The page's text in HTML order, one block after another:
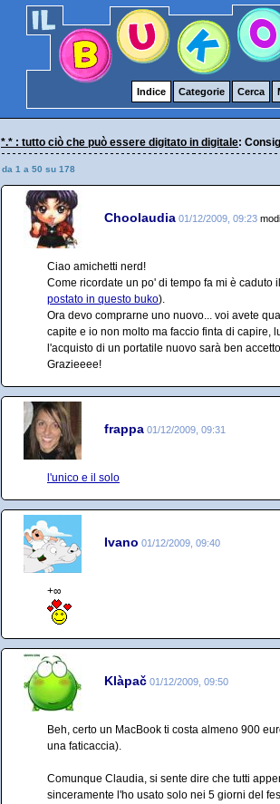
Indice Categorie Cerca
*.* : tutto ciò che può essere digitato in digitale:
da 1 a 50 su 178
Choolaudia 01/12/2009, 09:23
Ciao amichetti nerd!
Come ricordate un po' di tempo fa mi è caduto
postato in questo buko).
Ora devo comprarne uno nuovo... voi avete
capite e io non molto ma faccio finta di capire,
l'acquisto di un portatile nuovo sarà ben
Grazieeee!
frappa 01/12/2009, 09:31
l'unico e il solo
Ivano 01/12/2009, 09:40
+∞
Klàpač 01/12/2009, 09:50
Beh, certo un MacBook ti costa almeno 900
una faticaccia).
Comunque Claudia, si sente dire che tutti
sinceramente l'ho usato solo nei 5 giorni del